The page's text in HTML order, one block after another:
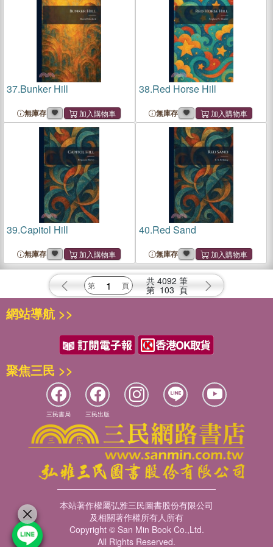
37.Bunker Hill
無庫存
38.Red Horse Hill
無庫存
39.Capitol Hill
無庫存
40.Red Sand
無庫存
共 4092 筆
第 103 頁
網站導航 >>
聚焦三民 >>
三民書局 三民出版
本站著作權屬弘雅三民圖書股份有限公司
及相關著作權所有人所有
Copyright © San Min Book Co.,Ltd.
All Rights Reserved.